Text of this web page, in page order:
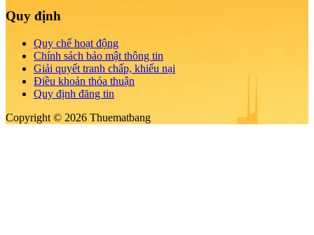
Quy định
Quy chế hoạt động
Chính sách bảo mật thông tin
Giải quyết tranh chấp, khiếu nại
Điều khoản thỏa thuận
Quy định đăng tin
Copyright © 2026 Thuematbang